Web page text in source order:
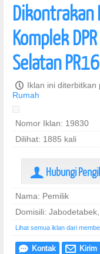
Dikontrakan
Komplek
Selatan
P Iklan ini diterbitkan
Rumah
Nomor Iklan: 19830
Dilihat: 1885 kali
U Hubungi
Nama: Pemilik
Domisili:
Lihat semua iklan dari
e Kontak @ Kirim